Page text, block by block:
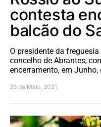
contesta
balcão do
O presidente da
concelho de Abrantes,
encerramento, em
25 de Maio, 2021